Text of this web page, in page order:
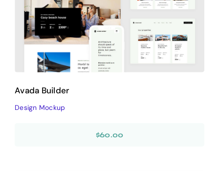
Avada Builder
Design Mockup
Avada Builder
Design Mockup
$60.00